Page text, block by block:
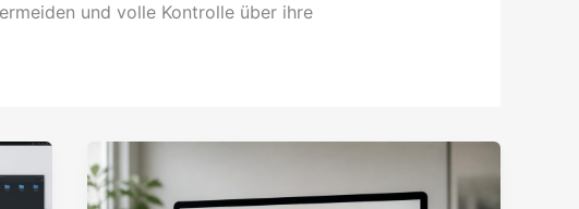
und volle Kontrolle über ihre